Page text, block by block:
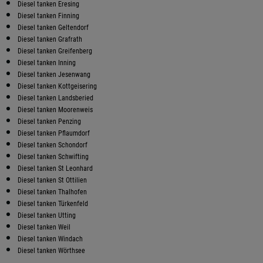
Diesel tanken Eresing
Diesel tanken Finning
Diesel tanken Geltendorf
Diesel tanken Grafrath
Diesel tanken Greifenberg
Diesel tanken Inning
Diesel tanken Jesenwang
Diesel tanken Kottgeisering
Diesel tanken Landsberied
Diesel tanken Moorenweis
Diesel tanken Penzing
Diesel tanken Pflaumdorf
Diesel tanken Schondorf
Diesel tanken Schwifting
Diesel tanken St Leonhard
Diesel tanken St Ottilien
Diesel tanken Thalhofen
Diesel tanken Türkenfeld
Diesel tanken Utting
Diesel tanken Weil
Diesel tanken Windach
Diesel tanken Wörthsee